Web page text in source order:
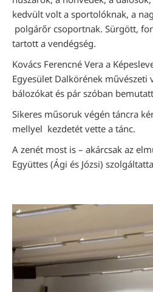
kedvült volt a sportolóknak, a
polgárőr csoportnak. Sürgött,
tartott a vendégség.
Kovács Ferencné Vera a
Egyesület Dalkörének művészeti
bálozókat és pár szóban
Sikeres műsoruk végén táncra
mellyel kezdetét vette a tánc.
A zenét most is – akárcsak az
Együttes (Ági és Józsi) szolgáltatta